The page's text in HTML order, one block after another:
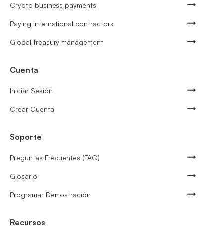
Crypto business payments
Paying international contractors
Global treasury management
Cuenta
Iniciar Sesión
Crear Cuenta
Soporte
Preguntas Frecuentes (FAQ)
Glosario
Programar Demostración
Recursos